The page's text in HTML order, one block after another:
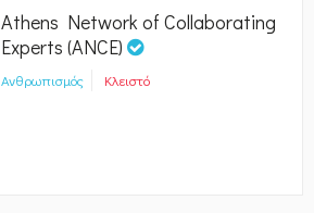
Athens Network of Collaborating
Experts (ANCE)
Ανθρωπισμός Κλειστό